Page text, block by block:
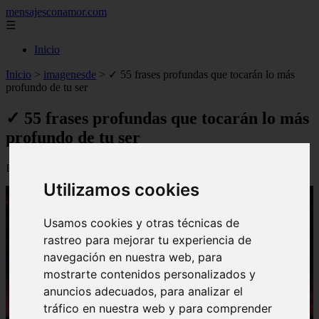
Utilizamos cookies
Usamos cookies y otras técnicas de
rastreo para mejorar tu experiencia de
navegación en nuestra web, para
mostrarte contenidos personalizados y
anuncios adecuados, para analizar el
tráfico en nuestra web y para comprender
mensajesconamor.com
☰
Inicio
Inicio > imagenesde > ✓ 55 frases profundas que tocarán lo más
profundo de tu ser
✓ 55 frases profundas que tocarán lo más
profundo de tu ser
📅 08/09/2025